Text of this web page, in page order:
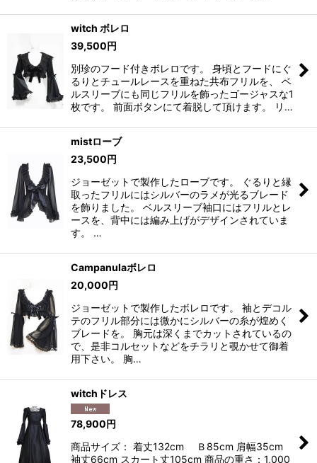
witch ボレロ
39,500円
別珍のフード付きボレロです。 身頃とフードにぐ
るりとチュールレースを重ねた共布フリルを、 ベ
ルスリーブにも同じフリルを飾ったゴージャスな1
枚です。 前面ボタンにて着脱して頂けます。 リ…
mistローブ
23,500円
ジョーゼットで製作したローブです。 ぐるりと縁
取ったフリルにはシルバーのラメが光るブレード
を飾りました。 ベルスリーブ袖口にはフリルとレ
ースを、背中には編み上げがデザインされていま
す。 …
Campanulaボレロ
20,000円
ジョーゼットで製作したボレロです。 袖とデコル
テのフリル部分には微かにシルバーの糸が煌めく
ブレードを。 胸元は深くまでカットされているの
で、是非コルセットなどをチラリと覗かせて御着
用下さい。 胸…
witchドレス
78,900円
商品サイズ： 着丈132cm Ｂ85cm 肩幅35cm
袖丈66cm スカート丈105cm 商品の重さ：1,000